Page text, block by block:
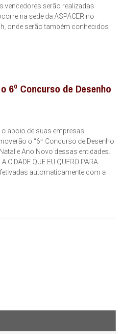
vencedores serão realizadas
na sede da ASPACER no
onde serão também conhecidos
6º Concurso de Desenho
o apoio de suas empresas
o “6º Concurso de Desenho
e Ano Novo dessas entidades.
QUE EU QUERO PARA
automaticamente com a